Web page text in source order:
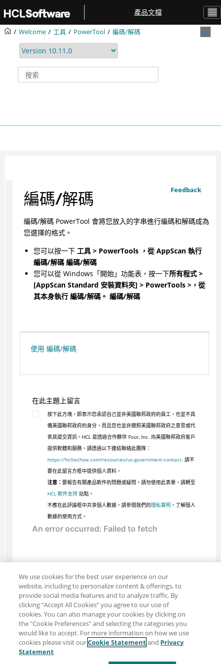
產品文檔
Welcome 工具 PowerTool 編碼/解碼
Feedback
編碼/解碼
編碼/解碼PowerTool 會將您放入的字串進行編碼和解碼成為
您選擇的格式。
您可以按一下 工具 > PowerTools ，從 AppScan 執行
編碼/解碼 編碼/解碼
您可以從 Windows「開始」功能表，按一下所有程式 >
[AppScan Standard 安裝資料夾] > PowerTools >，從
其本身執行 編碼/解碼。 編碼/解碼
使用 編碼/解碼
在此主題上留言
按下此方塊，即表示您承認自己並非美國聯邦政府的員工，也並不具
備美國聯邦政府的身分，而且您也並非遵照美國聯邦政府之意思或代
表其提交資訊。HCL 是透過合作夥伴 Four, Inc. 向美國聯邦政府客戶
提供軟體和服務。請透過以下連結聯絡此團隊：
https://hcltechsw.com/resources/us-government-contact. 請不
要在此留言方框中提供個人資料。
注意： 要報告有關產品軟件的問題或疑問，請勿使用此表單。請轉至
HCL 軟件支持站點。
不應在此評論框中共享個人數據。請參閱我們的隱私聲明 ，了解個人
數據的使用方式。
分享：電子郵件
推特
We use cookies for the best user experience on our
website, including to personalize content & offerings, to
provide social media features and to analyze traffic. By
clicking “Accept All Cookies” you agree to our use of
cookies. You can also manage your cookies by clicking on
the "Cookie Preferences" and selecting the categories you
would like to accept. For more information on how we use
cookies please visit ourCookie Statementand Privacy
Statement